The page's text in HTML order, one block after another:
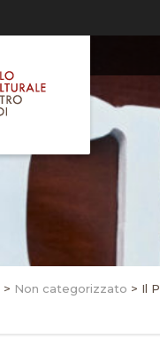
> Non categorizzato > Il